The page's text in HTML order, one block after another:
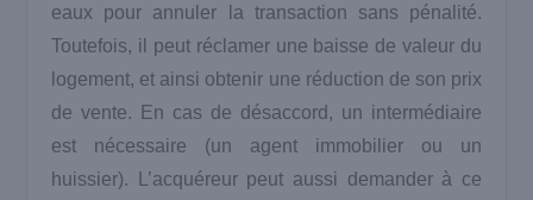
eaux pour annuler la transaction sans pénalité.
Toutefois, il peut réclamer une baisse de valeur du
logement, et ainsi obtenir une réduction de son prix
de vente. En cas de désaccord, un intermédiaire
est nécessaire (un agent immobilier ou un
huissier). L’acquéreur peut aussi demander à ce